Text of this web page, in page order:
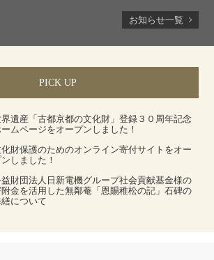
お知らせ一覧
PICK UP
界遺産「古都京都の文化財」登録３０周年記念
ムページをオープンしました！
化財保護のためのオンライン寄付サイトをオー
しました！
益財団法人日新電機グループ社会貢献基金様の
附金を活用した無鄰菴「恩賜稚松の記」石碑の
について